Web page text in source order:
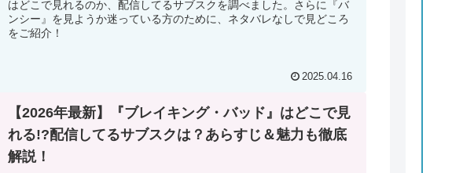
はどこで見れるのか、配信してるサブスクを調べました。さらに『バ
ンシー』を見ようか迷っている方のために、ネタバレなしで見どころ
をご紹介！
2025.04.16
【2026年最新】『ブレイキング・バッド』はどこで見
れる!?配信してるサブスクは？あらすじ＆魅力も徹底
解説！